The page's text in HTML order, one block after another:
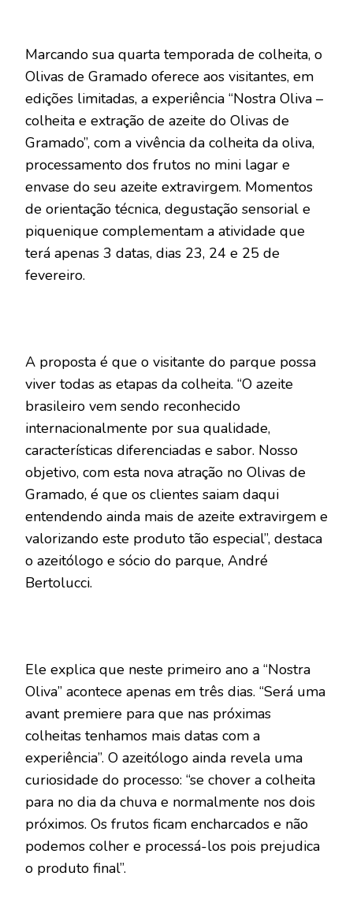
Marcando sua quarta temporada de colheita, o
Olivas de Gramado oferece aos visitantes, em
edições limitadas, a experiência “Nostra Oliva –
colheita e extração de azeite do Olivas de
Gramado”, com a vivência da colheita da oliva,
processamento dos frutos no mini lagar e
envase do seu azeite extravirgem. Momentos
de orientação técnica, degustação sensorial e
piquenique complementam a atividade que
terá apenas 3 datas, dias 23, 24 e 25 de
fevereiro.
A proposta é que o visitante do parque possa
viver todas as etapas da colheita. “O azeite
brasileiro vem sendo reconhecido
internacionalmente por sua qualidade,
características diferenciadas e sabor. Nosso
objetivo, com esta nova atração no Olivas de
Gramado, é que os clientes saiam daqui
entendendo ainda mais de azeite extravirgem e
valorizando este produto tão especial”, destaca
o azeitólogo e sócio do parque, André
Bertolucci.
Ele explica que neste primeiro ano a “Nostra
Oliva” acontece apenas em três dias. “Será uma
avant premiere para que nas próximas
colheitas tenhamos mais datas com a
experiência”. O azeitólogo ainda revela uma
curiosidade do processo: “se chover a colheita
para no dia da chuva e normalmente nos dois
próximos. Os frutos ficam encharcados e não
podemos colher e processá-los pois prejudica
o produto final”.